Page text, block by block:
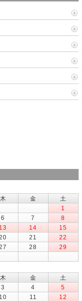
木 金
土
1
6 7
8
13 14
15
21
22
28
29
木 金
土
3 4
5
10 11
12